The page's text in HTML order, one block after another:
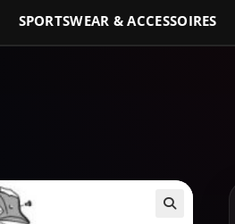
SPORTSWEAR & ACCESSOIRES